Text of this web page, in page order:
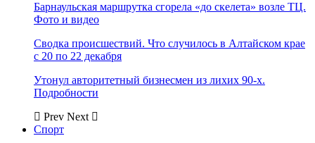
Барнаульская маршрутка сгорела «до скелета» возле ТЦ.
Фото и видео
Сводка происшествий. Что случилось в Алтайском крае
с 20 по 22 декабря
Утонул авторитетный бизнесмен из лихих 90-х.
Подробности
Prev Next
Спорт